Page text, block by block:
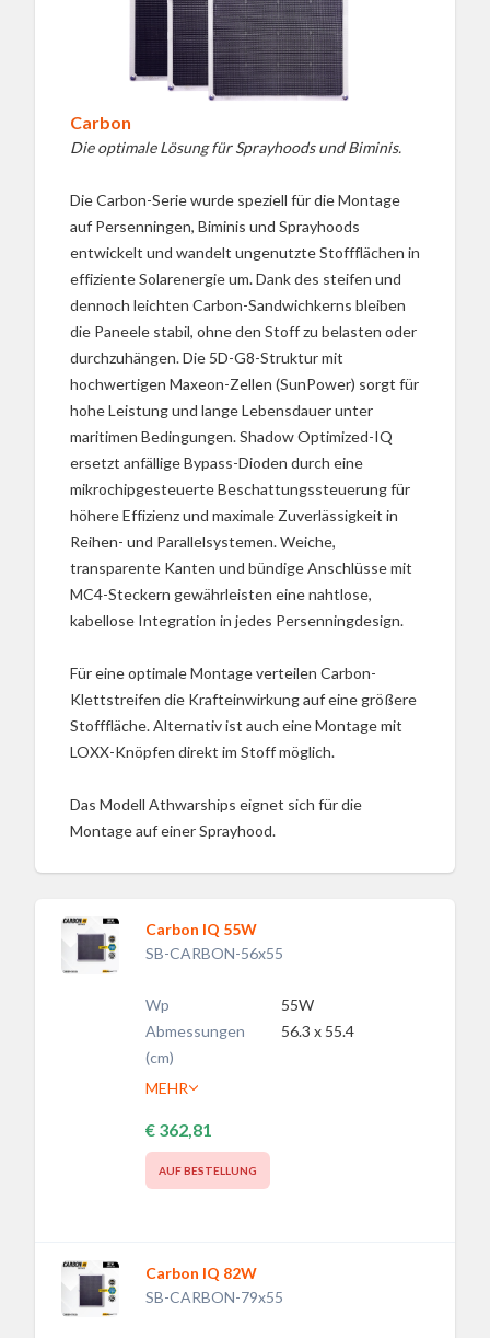
Carbon
Die optimale Lösung für Sprayhoods und Biminis.
Die Carbon-Serie wurde speziell für die Montage
auf Persenningen, Biminis und Sprayhoods
entwickelt und wandelt ungenutzte Stoffflächen in
effiziente Solarenergie um. Dank des steifen und
dennoch leichten Carbon-Sandwichkerns bleiben
die Paneele stabil, ohne den Stoff zu belasten oder
durchzuhängen. Die 5D-G8-Struktur mit
hochwertigen Maxeon-Zellen (SunPower) sorgt für
hohe Leistung und lange Lebensdauer unter
maritimen Bedingungen. Shadow Optimized-IQ
ersetzt anfällige Bypass-Dioden durch eine
mikrochipgesteuerte Beschattungssteuerung für
höhere Effizienz und maximale Zuverlässigkeit in
Reihen- und Parallelsystemen. Weiche,
transparente Kanten und bündige Anschlüsse mit
MC4-Steckern gewährleisten eine nahtlose,
kabellose Integration in jedes Persenningdesign.
Für eine optimale Montage verteilen Carbon-
Klettstreifen die Krafteinwirkung auf eine größere
Stofffläche. Alternativ ist auch eine Montage mit
LOXX-Knöpfen direkt im Stoff möglich.
Das Modell Athwarships eignet sich für die
Montage auf einer Sprayhood.
Carbon IQ 55W
SB-CARBON-56x55
Wp
55W
Abmessungen
(cm)
56.3 x 55.4
MEHR
€ 362,81
AUF BESTELLUNG
Carbon IQ 82W
SB-CARBON-79x55